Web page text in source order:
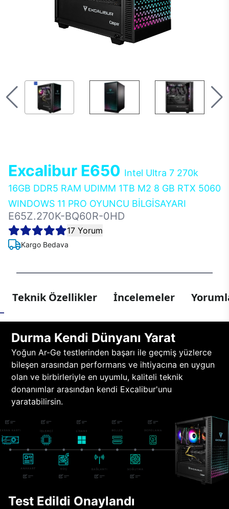
Excalibur E650 Intel Ultra 7 270k
16GB DDR5 RAM UDIMM 1TB M2 8 GB RTX 5060
WINDOWS 11 PRO OYUNCU BİLGİSAYARI
E65Z.270K-BQ60R-0HD
17 Yorum
Kargo Bedava
Teknik Özellikler İncelemeler
Durma Kendi Dünyanı Yarat
Yoğun Ar-Ge testlerinden başarı ile geçmiş yüzlerce
bileşen arasından performans ve ihtiyacına en uygun
olan ve birbirleriyle en uyumlu, kaliteli teknik
donanımlar arasından kendi Excalibur'unu
yaratabilirsin.
Test Edildi Onaylandı